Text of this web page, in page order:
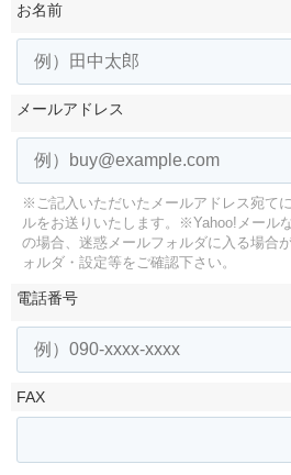
お名前
メールアドレス
※ご記入いただいたメールアドレス宛て
ルをお送りいたします。
※Yahoo!メール
の場合、迷惑メールフォルダに入る場合が
ォルダ・設定等をご確認下さい。
電話番号
FAX